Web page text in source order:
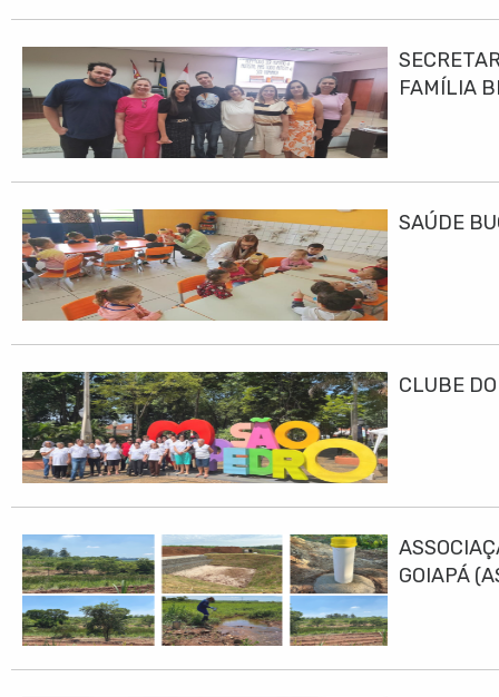
FAMÍLIA
SAÚDE
CLUBE
GOIAPÁ